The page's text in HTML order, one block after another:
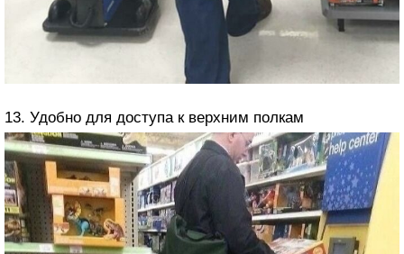
13. Удобно для доступа к верхним полкам